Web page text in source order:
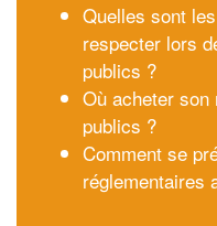
Quelles sont
respecter lors
publics ?
Où acheter
publics ?
Comment se
réglementaires